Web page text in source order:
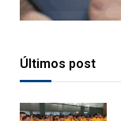
Últimos post